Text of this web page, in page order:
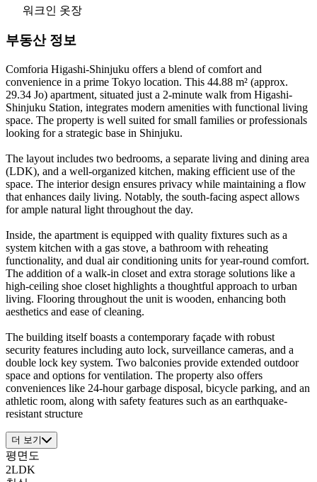
워크인 옷장
부동산 정보
Comforia Higashi-Shinjuku offers a blend of comfort and
convenience in a prime Tokyo location. This 44.88 m² (approx.
29.34 Jo) apartment, situated just a 2-minute walk from Higashi-
Shinjuku Station, integrates modern amenities with functional living
space. The property is well suited for small families or professionals
looking for a strategic base in Shinjuku.
The layout includes two bedrooms, a separate living and dining area
(LDK), and a well-organized kitchen, making efficient use of the
space. The interior design ensures privacy while maintaining a flow
that enhances daily living. Notably, the south-facing aspect allows
for ample natural light throughout the day.
Inside, the apartment is equipped with quality fixtures such as a
system kitchen with a gas stove, a bathroom with reheating
functionality, and dual air conditioning units for year-round comfort.
The addition of a walk-in closet and extra storage solutions like a
high-ceiling shoe closet highlights a thoughtful approach to urban
living. Flooring throughout the unit is wooden, enhancing both
aesthetics and ease of cleaning.
The building itself boasts a contemporary façade with robust
security features including auto lock, surveillance cameras, and a
double lock key system. Two balconies provide extended outdoor
space and options for ventilation. The property also offers
conveniences like 24-hour garbage disposal, bicycle parking, and an
athletic room, along with safety features such as an earthquake-
resistant structure
더 보기
평면도
2LDK